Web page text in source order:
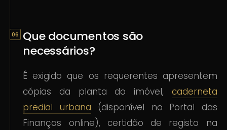
Que documentos são
necessários?
É exigido que os requerentes apresentem
cópias da planta do imóvel, caderneta
predial urbana (disponível no Portal das
Finanças online), certidão de registo na